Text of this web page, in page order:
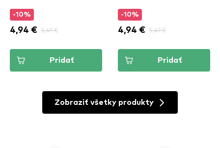
-10%
4,94 € 5,49 €
Pridať
-10%
4,94 € 5,49 €
Pridať
Zobraziť všetky produkty